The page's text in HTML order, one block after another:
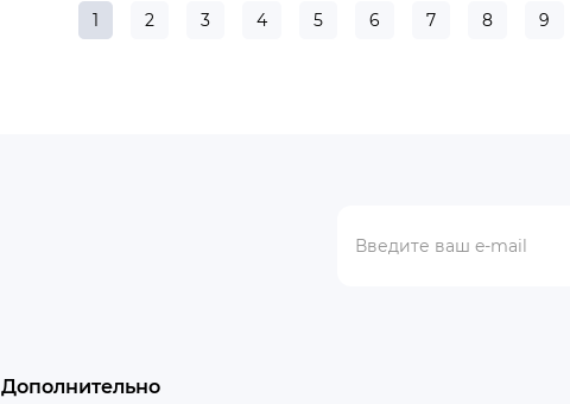
1 2 3 4 5 6 7 8 9
Дополнительно